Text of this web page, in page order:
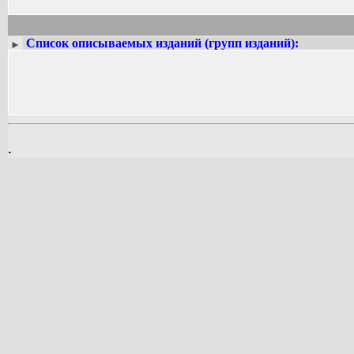
* Сервантес Сааведра Мигель де
► Список описываемых изданий (групп изданий):
.